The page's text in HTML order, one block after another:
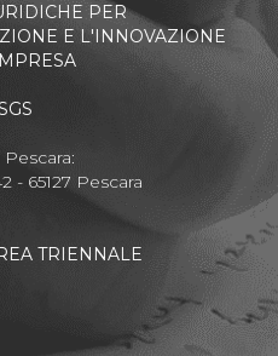
PER
E L'INNOVAZIONE
- 65127 Pescara
TRIENNALE